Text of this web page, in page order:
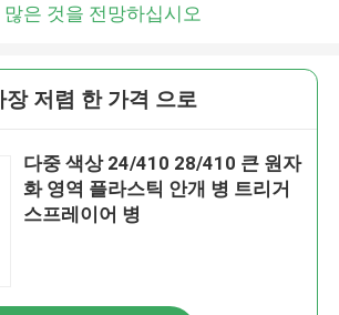
많은 것을 전망하십시오
장 저렴 한 가격 으로
다중 색상 24/410 28/410 큰 원자
화 영역 플라스틱 안개 병 트리거
스프레이어 병